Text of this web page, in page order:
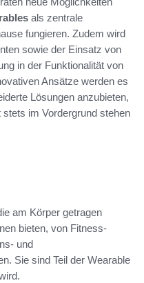
als zentrale
fungieren. Zudem wird
sowie der Einsatz von
in der Funktionalität von
Ansätze werden es
Lösungen anzubieten,
im Vordergrund stehen
am Körper getragen
bieten, von Fitness-
und
Sie sind Teil der Wearable